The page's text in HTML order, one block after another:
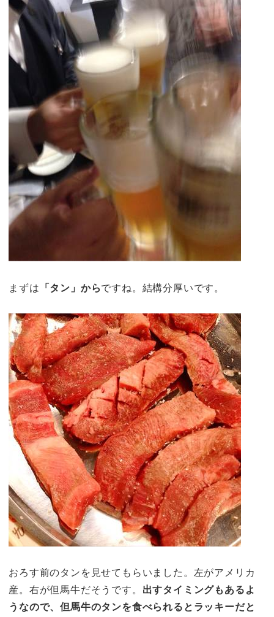
まずは 「タン」からですね。結構分厚いです。
おろす前のタンを見せてもらいました。左がアメリカ
産。右が但馬牛だそうです。 出すタイミングもあるよ
うなので、但馬牛のタンを食べられるとラッキーだと